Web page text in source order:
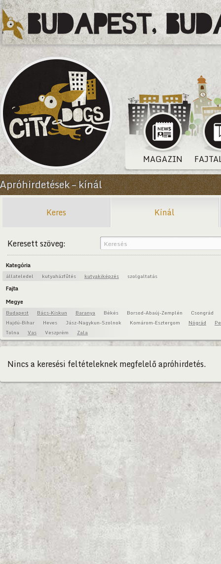
MAGAZIN
Apróhirdetések – kínál
Keres Kínál
Keresett szöveg:
Kategória
állateledel kutyaházfűtés kutyakiképzés szolgaltatás
Fajta
Megye
Budapest Bács-Kiskun Baranya Békés Borsod-Abaúj-Zemplén
Csongrád
Hajdú-Bihar
Heves Jász-Nagykun-Szolnok Komárom-Esztergom Nógrád
Tolna
Vas Veszprém Zala
Nincs a keresési feltételeknek megfelelő apróhirdetés.